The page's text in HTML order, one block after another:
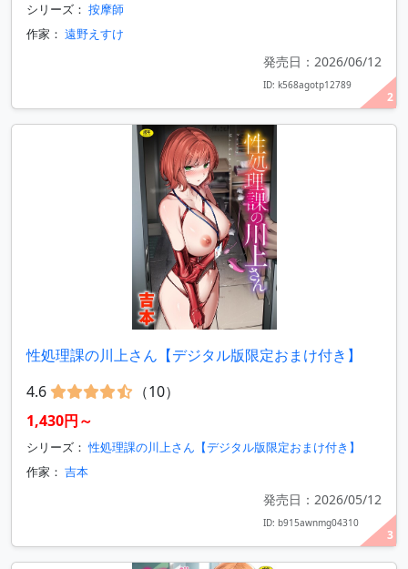
2
シリーズ： 按摩師
作家： 遠野えすけ
発売日：2026/06/12
ID: k568agotp12789
3
性処理課の川上さん【デジタル版限定おまけ付き】
4.6
（10）
1,430円～
シリーズ：性処理課の川上さん【デジタル版限定おまけ付き】
作家： 吉本
発売日：2026/05/12
ID: b915awnmg04310